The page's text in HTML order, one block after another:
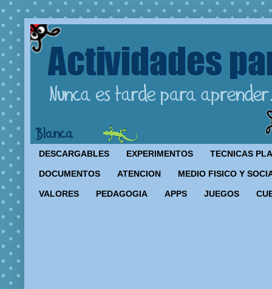
DESCARGABLES EXPERIMENTOS TECNICAS
DOCUMENTOS ATENCION MEDIO FISICO Y
VALORES PEDAGOGIA APPS JUEGOS